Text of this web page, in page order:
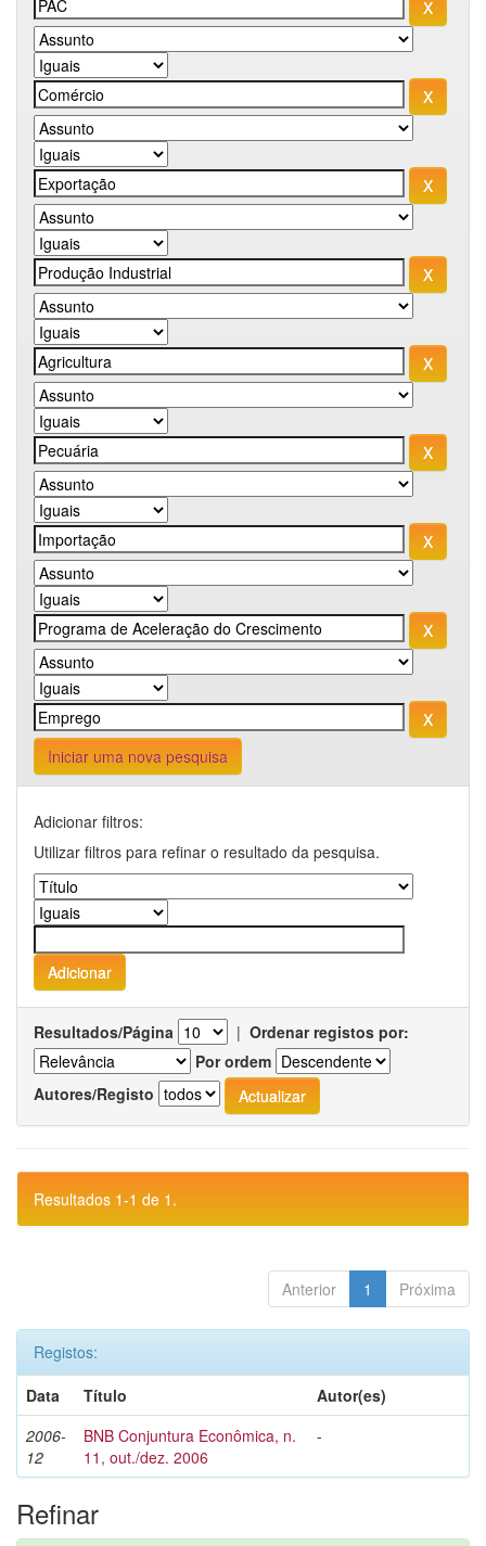
Iniciar uma nova pesquisa
Adicionar filtros:
Utilizar filtros para refinar o resultado da pesquisa.
Resultados/Página | Ordenar registos por:
Por ordem
Autores/Registo
Resultados 1-1 de 1.
Anterior 1 Próxima
Registos:
Data
Título
Autor(es)
2006-
12
BNB Conjuntura Econômica, n.
11, out./dez. 2006
-
Refinar